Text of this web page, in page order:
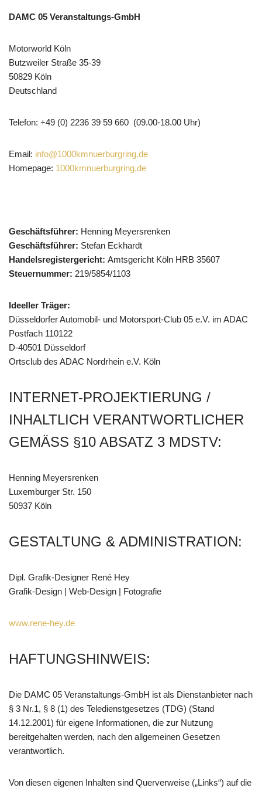
DAMC 05 Veranstaltungs-GmbH
Motorworld Köln
Butzweiler Straße 35-39
50829 Köln
Deutschland
Telefon: +49 (0) 2236 39 59 660 (09.00-18.00 Uhr)
Email: info@1000kmnuerburgring.de
Homepage: 1000kmnuerburgring.de
Geschäftsführer: Henning Meyersrenken
Geschäftsführer: Stefan Eckhardt
Handelsregistergericht: Amtsgericht Köln HRB 35607
Steuernummer: 219/5854/1103
Ideeller Träger:
Düsseldorfer Automobil- und Motorsport-Club 05 e.V. im ADAC
Postfach 110122
D-40501 Düsseldorf
Ortsclub des ADAC Nordrhein e.V. Köln
INTERNET-PROJEKTIERUNG /
INHALTLICH VERANTWORTLICHER
GEMÄSS §10 ABSATZ 3 MDSTV:
Henning Meyersrenken
Luxemburger Str. 150
50937 Köln
GESTALTUNG & ADMINISTRATION:
Dipl. Grafik-Designer René Hey
Grafik-Design | Web-Design | Fotografie
www.rene-hey.de
HAFTUNGSHINWEIS:
Die DAMC 05 Veranstaltungs-GmbH ist als Dienstanbieter nach
§ 3 Nr.1, § 8 (1) des Teledienstgesetzes (TDG) (Stand
14.12.2001) für eigene Informationen, die zur Nutzung
bereitgehalten werden, nach den allgemeinen Gesetzen
verantwortlich.
Von diesen eigenen Inhalten sind Querverweise („Links“) auf die